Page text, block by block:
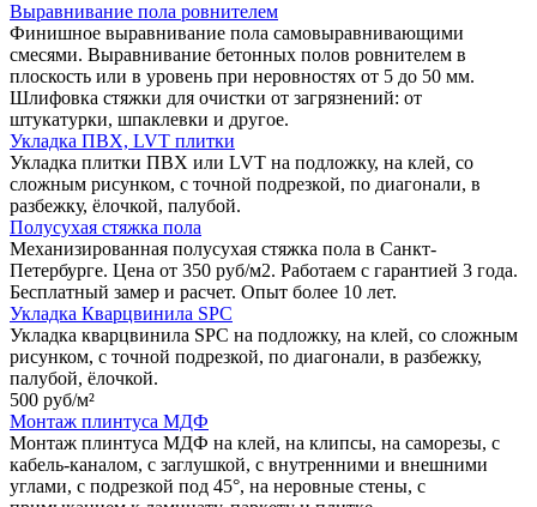
Выравнивание пола ровнителем
Финишное выравнивание пола самовыравнивающими
смесями. Выравнивание бетонных полов ровнителем в
плоскость или в уровень при неровностях от 5 до 50 мм.
Шлифовка стяжки для очистки от загрязнений: от
штукатурки, шпаклевки и другое.
Укладка ПВХ, LVT плитки
Укладка плитки ПВХ или LVT на подложку, на клей, со
сложным рисунком, с точной подрезкой, по диагонали, в
разбежку, ёлочкой, палубой.
Полусухая стяжка пола
Механизированная полусухая стяжка пола в Санкт-
Петербурге. Цена от 350 руб/м2. Работаем с гарантией 3 года.
Бесплатный замер и расчет. Опыт более 10 лет.
Укладка Кварцвинила SPC
Укладка кварцвинила SPC на подложку, на клей, со сложным
рисунком, с точной подрезкой, по диагонали, в разбежку,
палубой, ёлочкой.
500 руб/м²
Монтаж плинтуса МДФ
Монтаж плинтуса МДФ на клей, на клипсы, на саморезы, с
кабель-каналом, с заглушкой, с внутренними и внешними
углами, с подрезкой под 45°, на неровные стены, с